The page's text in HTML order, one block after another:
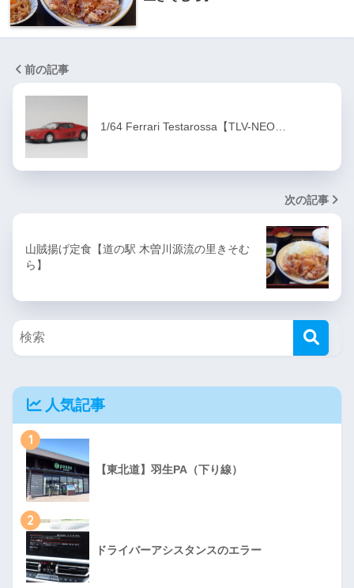
前の記事
1/64 Ferrari Testarossa【TLV-NEO…
次の記事
山賊揚げ定食【道の駅 木曽川源流の里きそむ
ら】
人気記事
1
【東北道】羽生PA（下り線）
2
ドライバーアシスタンスのエラー